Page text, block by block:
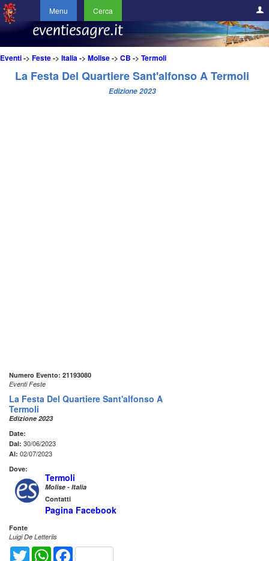
Menu Cerca
Eventi-> Feste-> Italia-> Molise-> CB -> Termoli
La Festa Del Quartiere Sant'alfonso A Termoli
Edizione 2023
Numero Evento: 21193080
Eventi Feste
La Festa Del Quartiere Sant'alfonso A
Termoli
Edizione 2023
Date:
Dal: 30/06/2023
Al: 02/07/2023
Dove:
Termoli
Molise - Italia
Contatti
Pagina Facebook
Fonte
Luigi De Letteriis
Twitter WhatsAppFacebook